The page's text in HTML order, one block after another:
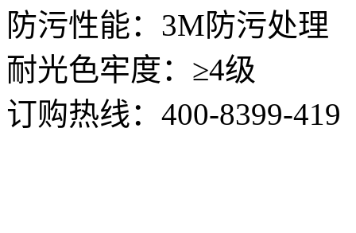
防污性能：3M防污处理
耐光色牢度：≥4级
订购热线： 400-8399-419